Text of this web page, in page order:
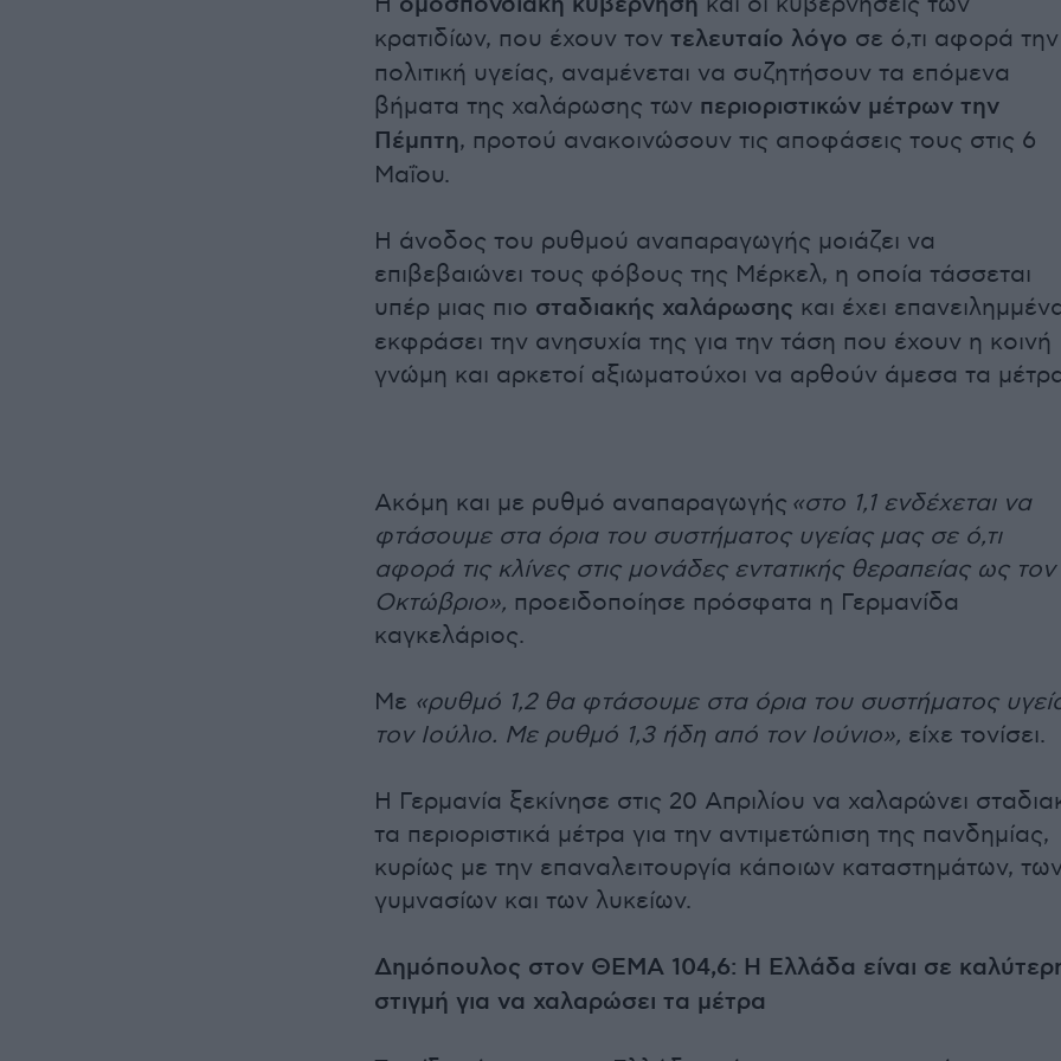
κρατιδίων, που έχουν τον τελευταίο λόγο σε ό,τι αφορά την
πολιτική υγείας, αναμένεται να συζητήσουν τα επόμενα
βήματα της χαλάρωσης των περιοριστικών μέτρων την
Πέμπτη, προτού ανακοινώσουν τις αποφάσεις τους στις 6
Μαΐου.
Η άνοδος του ρυθμού αναπαραγωγής μοιάζει να
επιβεβαιώνει τους φόβους της Μέρκελ, η οποία τάσσεται
υπέρ μιας πιο σταδιακής χαλάρωσης και έχει
εκφράσει την ανησυχία της για την τάση που έχουν η κοινή
γνώμη και αρκετοί αξιωματούχοι να αρθούν άμεσα τα
Ακόμη και με ρυθμό αναπαραγωγής «στο 1,1 ενδέχεται να
φτάσουμε στα όρια του συστήματος υγείας μας σε ό,τι
αφορά τις κλίνες στις μονάδες εντατικής θεραπείας ως τον
Οκτώβριο», προειδοποίησε πρόσφατα η Γερμανίδα
καγκελάριος.
Με «ρυθμό 1,2 θα φτάσουμε στα όρια του συστήματος
τον Ιούλιο. Με ρυθμό 1,3 ήδη από τον Ιούνιο», είχε τονίσει.
Η Γερμανία ξεκίνησε στις 20 Απριλίου να χαλαρώνει
τα περιοριστικά μέτρα για την αντιμετώπιση της πανδημίας,
κυρίως με την επαναλειτουργία κάποιων καταστημάτων,
γυμνασίων και των λυκείων.
Δημόπουλος στον ΘΕΜΑ 104,6: Η Ελλάδα είναι σε
στιγμή για να χαλαρώσει τα μέτρα